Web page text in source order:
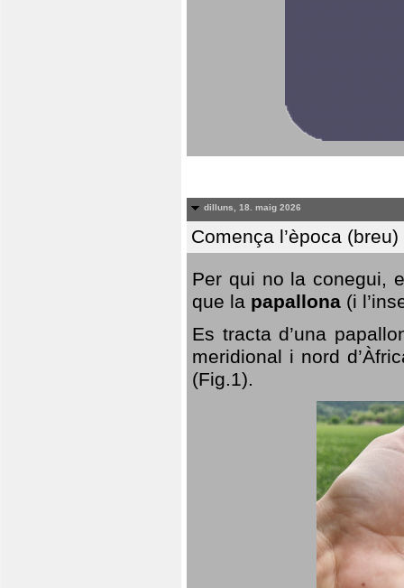
dilluns, 18. maig 2026
Comença l’època
Per qui no la conegui,
que la papallona (i
Es tracta d’una
meridional i nord
(Fig.1).